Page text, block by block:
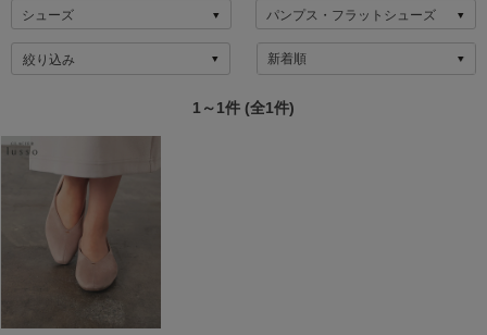
絞り込み
1～1件 (全1件)